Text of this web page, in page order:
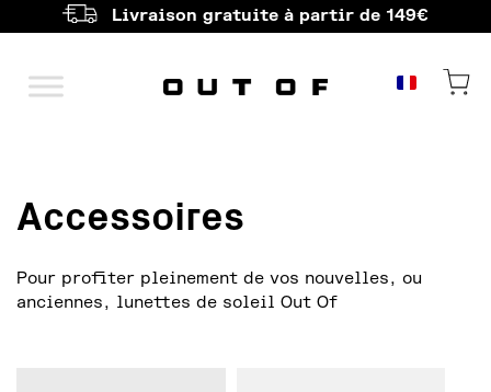
Livraison gratuite à partir de 149€
Navigation principale
Accessoires
Pour profiter pleinement de vos nouvelles, ou
anciennes, lunettes de soleil Out Of